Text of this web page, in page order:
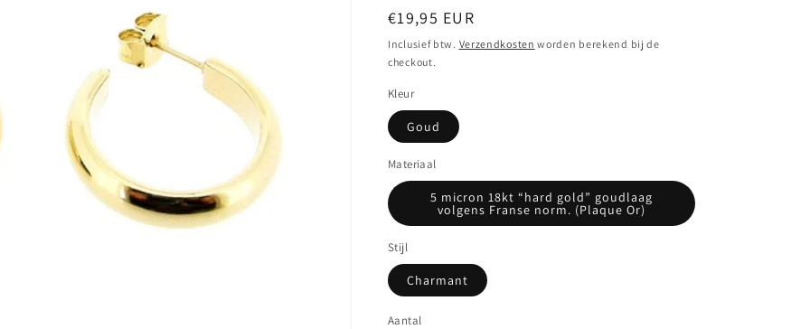
Normale
prijs
€19,95 EUR
Inclusief btw. Verzendkosten worden berekend bij de
checkout.
Kleur
Goud
Materiaal
5 micron 18kt “hard gold” goudlaag
volgens Franse norm. (Plaque Or)
Stijl
Charmant
Aantal